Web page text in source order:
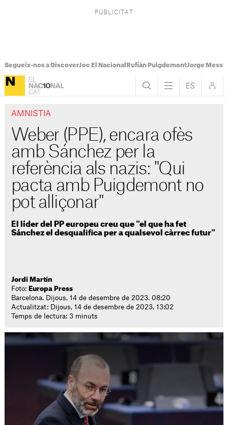
Segueix-nos a DiscoverJoc El Nacional Rufián PuigdemontJorge Messi
AMNISTIA
Weber (PPE), encara ofès
amb Sánchez per la
referència als nazis: "Qui
pacta amb Puigdemont no
pot alliçonar"
El líder del PP europeu creu que "el que ha fet
Sánchez el desqualifica per a qualsevol càrrec futur"
Jordi Martín
Foto: Europa Press
Barcelona. Dijous, 14 de desembre de 2023. 08:20
Actualitzat: Dijous, 14 de desembre de 2023. 13:02
Temps de lectura: 3 minuts